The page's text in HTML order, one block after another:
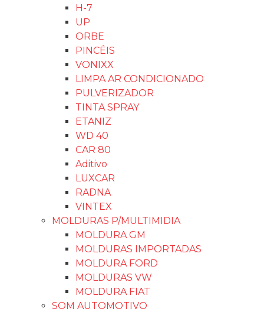
H-7
UP
ORBE
PINCÉIS
VONIXX
LIMPA AR CONDICIONADO
PULVERIZADOR
TINTA SPRAY
ETANIZ
WD 40
CAR 80
Aditivo
LUXCAR
RADNA
VINTEX
MOLDURAS P/MULTIMIDIA
MOLDURA GM
MOLDURAS IMPORTADAS
MOLDURA FORD
MOLDURAS VW
MOLDURA FIAT
SOM AUTOMOTIVO